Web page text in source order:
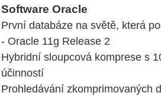
Software Oracle
První databáze na světě, která
- Oracle 11g Release 2
Hybridní sloupcová komprese s
účinností
Prohledávání zkomprimovaných